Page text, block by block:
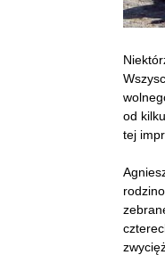
od
tej